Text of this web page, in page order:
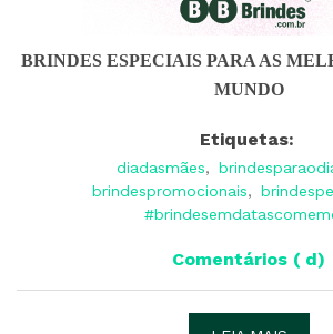
BRINDES ESPECIAIS PARA AS
MUNDO
Etiquetas:
diadasmães,
brindespromocionais,
Comentários ( d)